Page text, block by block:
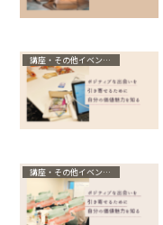
講座・その他イベント情報
講座・その他イベント情報